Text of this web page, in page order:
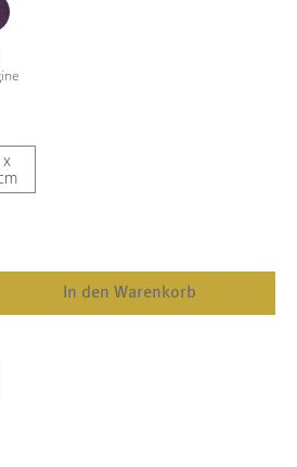
x
In den Warenkorb